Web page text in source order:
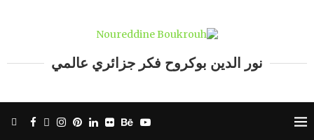
نور الدين بوكروح فكر جزائري عالمي